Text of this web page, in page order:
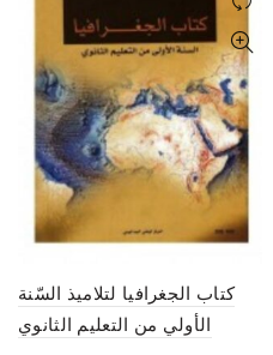
كتاب الجغرافيا لتلاميذ السّنة
الأولي من التعليم الثانوي